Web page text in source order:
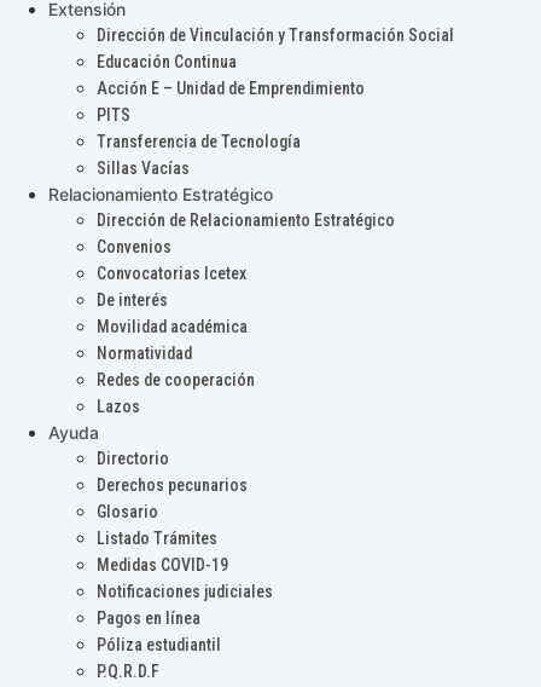
Extensión
Dirección de Vinculación y Transformación Social
Educación Continua
Acción E – Unidad de Emprendimiento
PITS
Transferencia de Tecnología
Sillas Vacías
Relacionamiento Estratégico
Dirección de Relacionamiento Estratégico
Convenios
Convocatorias Icetex
De interés
Movilidad académica
Normatividad
Redes de cooperación
Lazos
Ayuda
Directorio
Derechos pecunarios
Glosario
Listado Trámites
Medidas COVID-19
Notificaciones judiciales
Pagos en línea
Póliza estudiantil
P.Q.R.D.F